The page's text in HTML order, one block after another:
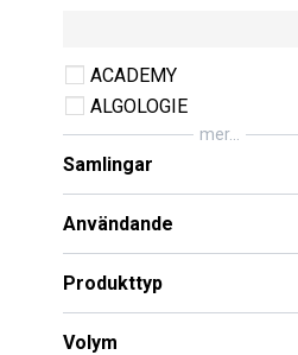
ACADEMY
ALGOLOGIE
mer...
Samlingar
Användande
Produkttyp
Volym